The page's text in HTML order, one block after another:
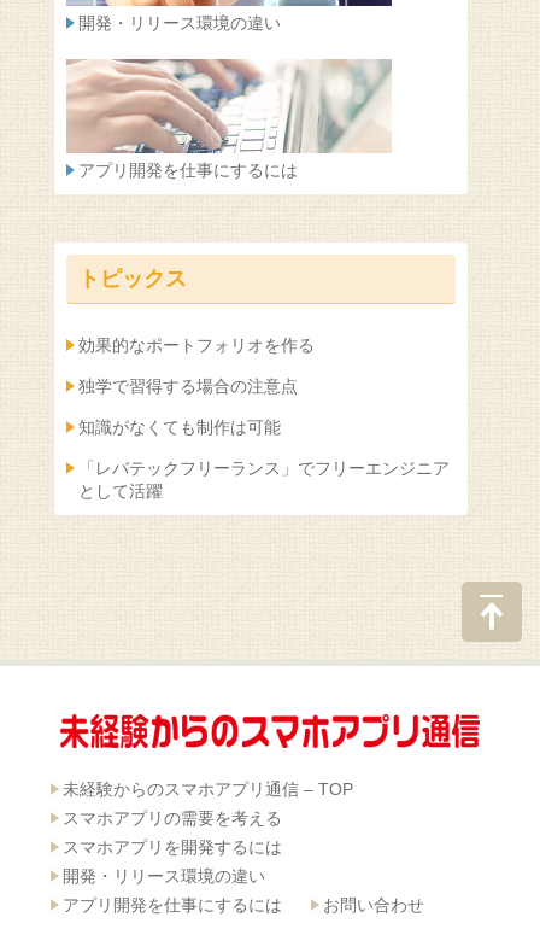
開発・リリース環境の違い
アプリ開発を仕事にするには
トピックス
効果的なポートフォリオを作る
独学で習得する場合の注意点
知識がなくても制作は可能
「レバテックフリーランス」でフリーエンジニア
として活躍
未経験からのスマホアプリ通信 – TOP
スマホアプリの需要を考える
スマホアプリを開発するには
開発・リリース環境の違い
アプリ開発を仕事にするには
お問い合わせ